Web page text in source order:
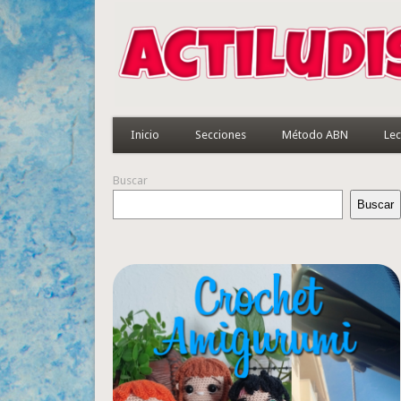
Inicio Secciones Método ABN
Buscar
Buscar